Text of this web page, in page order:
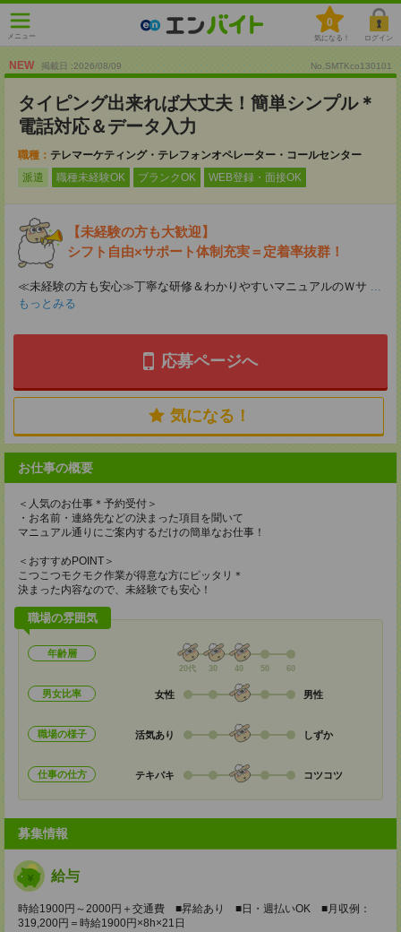
メニュー
0
気になる！ ログイン
NEW 掲載日 :2026/08/09 No.SMTKco130101
タイピング出来れば大丈夫！簡単シンプル＊
電話対応＆データ入力
職種： テレマーケティング・テレフォンオペレーター・コールセンター
派遣
職種未経験OK ブランクOK WEB登録・面接OK
【未経験の方も大歓迎】
シフト自由×サポート体制充実＝定着率抜群！
≪未経験の方も安心≫丁寧な研修＆わかりやすいマニュアルのＷサ ...
もっとみる
応募ページへ
気になる！
お仕事の概要
＜人気のお仕事＊予約受付＞
・お名前・連絡先などの決まった項目を聞いて
マニュアル通りにご案内するだけの簡単なお仕事！
＜おすすめPOINT＞
こつこつモクモク作業が得意な方にピッタリ＊
決まった内容なので、未経験でも安心！
職場の雰囲気
年齢層
20代 30 40 50 60
男女比率 女性 男性
職場の様子 活気あり しずか
仕事の仕方 テキパキ コツコツ
募集情報
給与
時給1900円～2000円＋交通費 ■昇給あり ■日・週払いOK ■月収例：
319,200円＝時給1900円×8h×21日